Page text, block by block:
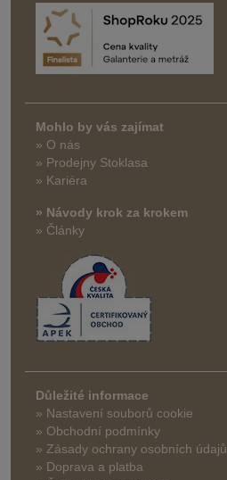
Mohlo by vás zajímat
» O nás
» Prodejny Stoklasa
» Kariéra
» Návody krok za krokem
» Články
Důležité informace
» Nastavení souborů cookie
» Obchodní podmínky
» Zásady ochrany osobních údajů
» Doprava a platba